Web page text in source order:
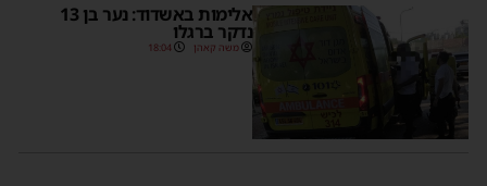
אלימות באשדוד: נער בן 13
נדקר ברגלו
משה קאהן 18:04